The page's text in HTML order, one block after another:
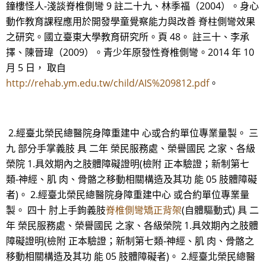
鐘樓怪人-淺談脊椎側彎 9 註二十九、林季福（2004）。身心
動作教育課程應用於開發學童覺察能力與改善 脊柱側彎效果
之研究。國立臺東大學教育研究所。頁 48。 註三十、李承
擇、陳晉瑋（2009）。青少年原發性脊椎側彎。2014 年 10
月 5 日， 取自
http://rehab.ym.edu.tw/child/AIS%209812.pdf。
2.經臺北榮民總醫院身障重建中 心或合約單位專業量製。 三
九 部分手掌義肢 具 二年 榮民服務處、榮譽國民 之家、各級
榮院 1.具效期內之肢體障礙證明(檢附 正本驗證；新制第七
類-神經、肌 肉、骨骼之移動相關構造及其功 能 05 肢體障礙
者)。 2.經臺北榮民總醫院身障重建中心 或合約單位專業量
製。 四十 肘上手鉤義肢脊椎側彎矯正背架(自體驅動式) 具 二
年 榮民服務處、榮譽國民 之家、各級榮院 1.具效期內之肢體
障礙證明(檢附 正本驗證；新制第七類-神經、肌 肉、骨骼之
移動相關構造及其功 能 05 肢體障礙者)。 2.經臺北榮民總醫